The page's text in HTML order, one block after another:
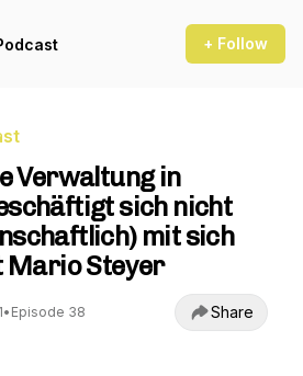
+ Follow
Verwaltung in
sich nicht
mit sich
Mario Steyer
• Episode 38 Share